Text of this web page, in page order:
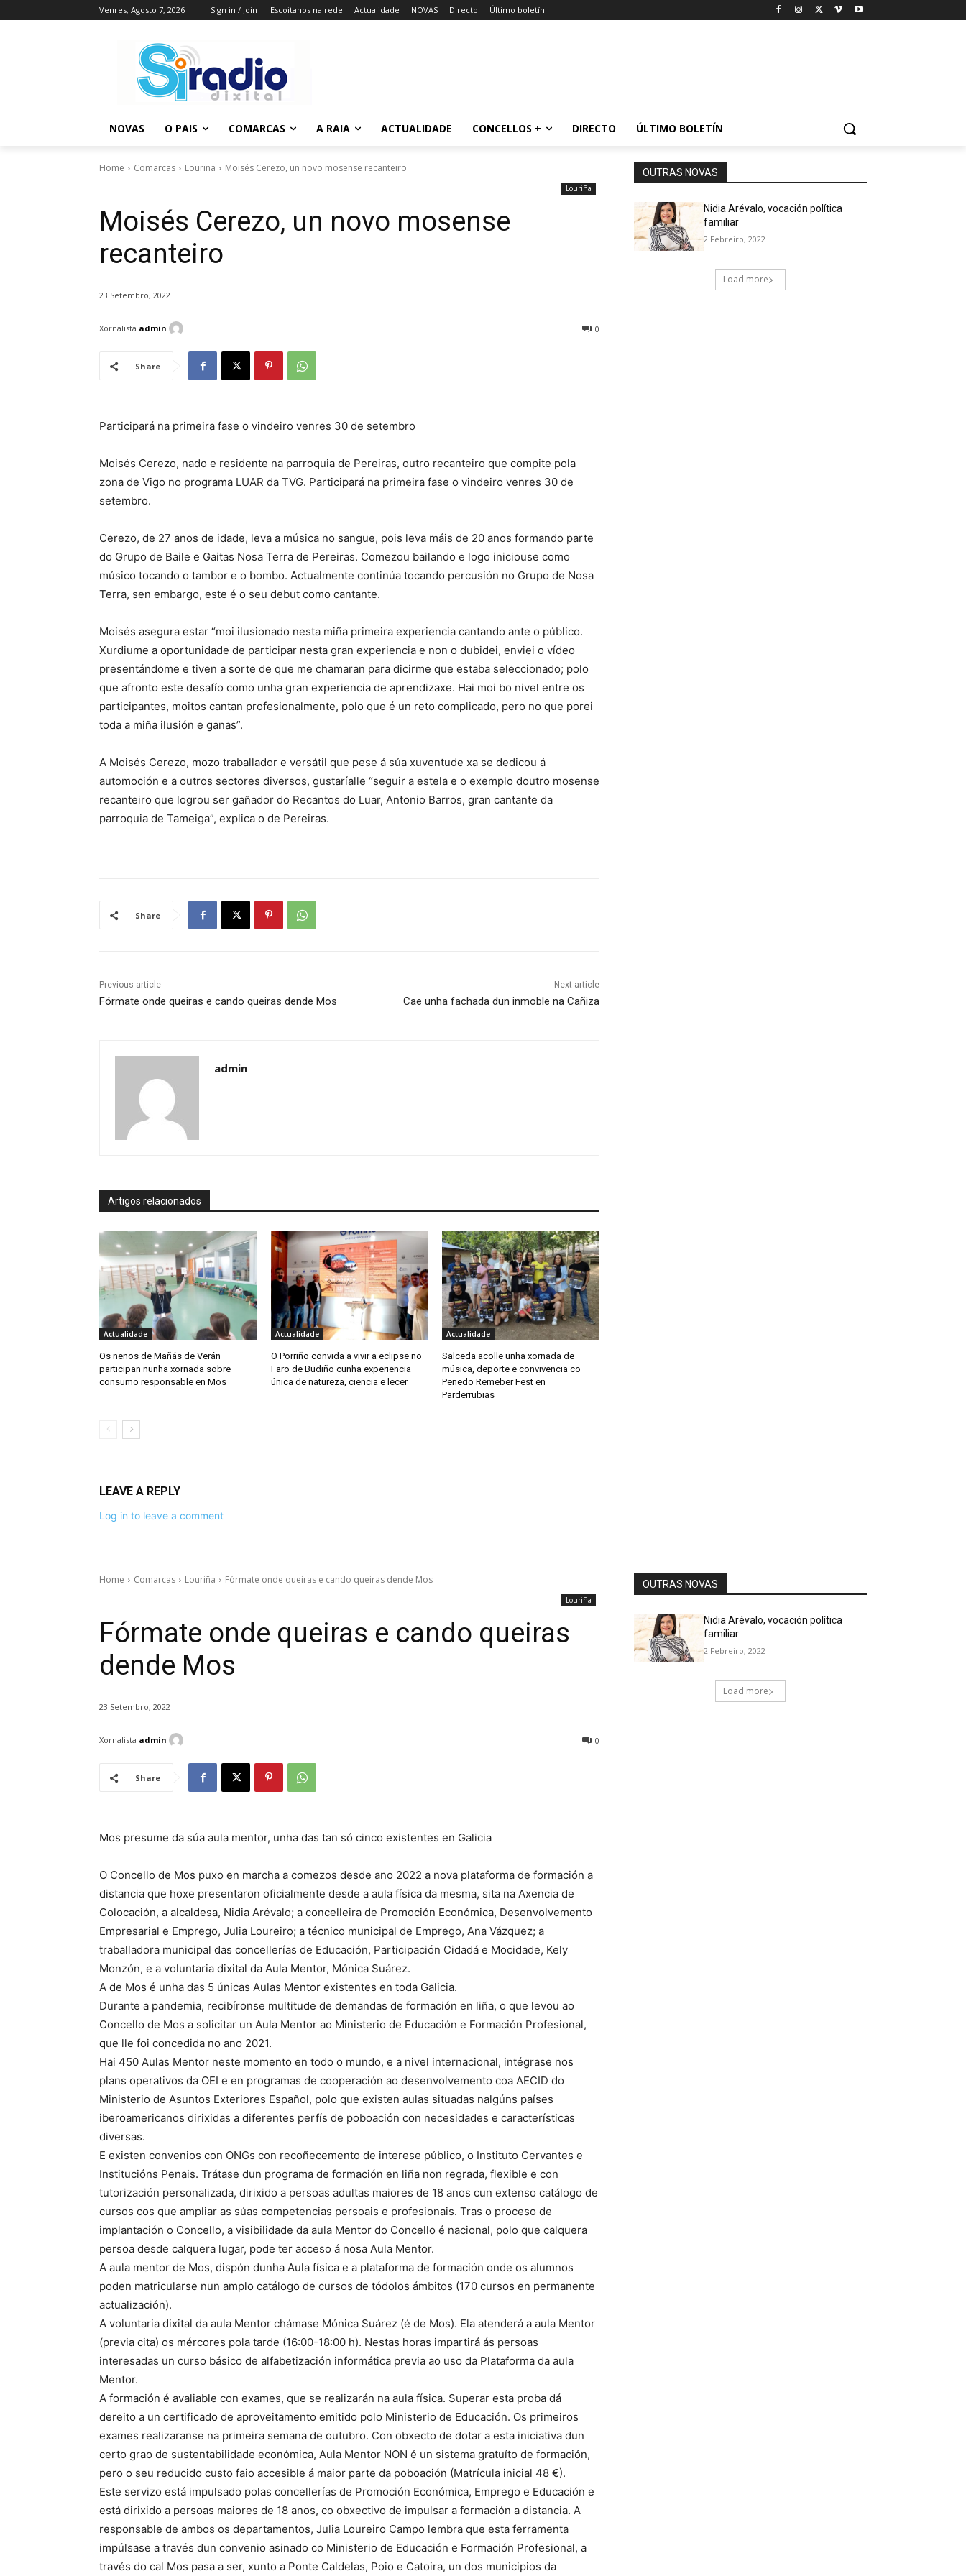
Venres, Agosto 7, 2026 Sign in / Join Escoitanos na rede Actualidade NOVAS Directo Último boletín
NOVAS O PAIS COMARCAS A RAIA ACTUALIDADE CONCELLOS + DIRECTO ÚLTIMO BOLETÍN
Home Comarcas Louriña Moisés Cerezo, un novo mosense recanteiro
Louriña
Moisés Cerezo, un novo mosense
recanteiro
23 Setembro, 2022
0
Xornalista admin
Share
Participará na primeira fase o vindeiro venres 30 de setembro
Moisés Cerezo, nado e residente na parroquia de Pereiras, outro recanteiro que compite pola
zona de Vigo no programa LUAR da TVG. Participará na primeira fase o vindeiro venres 30 de
setembro.
Cerezo, de 27 anos de idade, leva a música no sangue, pois leva máis de 20 anos formando parte
do Grupo de Baile e Gaitas Nosa Terra de Pereiras. Comezou bailando e logo iniciouse como
músico tocando o tambor e o bombo. Actualmente continúa tocando percusión no Grupo de Nosa
Terra, sen embargo, este é o seu debut como cantante.
Moisés asegura estar “moi ilusionado nesta miña primeira experiencia cantando ante o público.
Xurdiume a oportunidade de participar nesta gran experiencia e non o dubidei, enviei o vídeo
presentándome e tiven a sorte de que me chamaran para dicirme que estaba seleccionado; polo
que afronto este desafío como unha gran experiencia de aprendizaxe. Hai moi bo nivel entre os
participantes, moitos cantan profesionalmente, polo que é un reto complicado, pero no que porei
toda a miña ilusión e ganas”.
A Moisés Cerezo, mozo traballador e versátil que pese á súa xuventude xa se dedicou á
automoción e a outros sectores diversos, gustaríalle “seguir a estela e o exemplo doutro mosense
recanteiro que logrou ser gañador do Recantos do Luar, Antonio Barros, gran cantante da
parroquia de Tameiga”, explica o de Pereiras.
Share
Previous article
Fórmate onde queiras e cando queiras dende Mos
Next article
Cae unha fachada dun inmoble na Cañiza
admin
Artigos relacionados
Actualidade
Os nenos de Mañás de Verán
participan nunha xornada sobre
consumo responsable en Mos
Actualidade
O Porriño convida a vivir a eclipse no
Faro de Budiño cunha experiencia
única de natureza, ciencia e lecer
Actualidade
Salceda acolle unha xornada de
música, deporte e convivencia co
Penedo Remeber Fest en
Parderrubias
LEAVE A REPLY
Log in to leave a comment
OUTRAS NOVAS
Nidia Arévalo, vocación política
familiar
2 Febreiro, 2022
Load more